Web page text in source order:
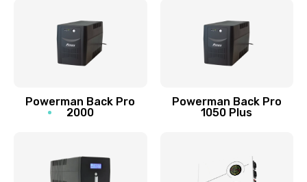
Powerman Back Pro
2000
Powerman Back Pro
1050 Plus